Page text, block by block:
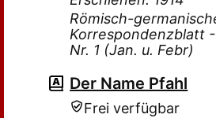
Römisch-
Korrespondenzblatt
Nr. 1 (Jan. u. Febr)
Der Name Pfahl
Frei verfügbar